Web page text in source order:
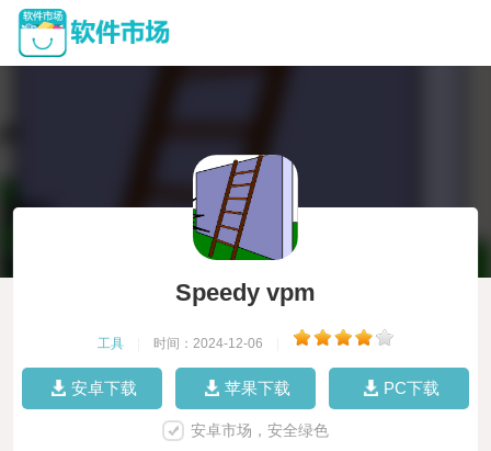
Speedy vpm
工具 时间：2024-12-06
安卓下载 苹果下载 PC下载
安卓市场，安全绿色